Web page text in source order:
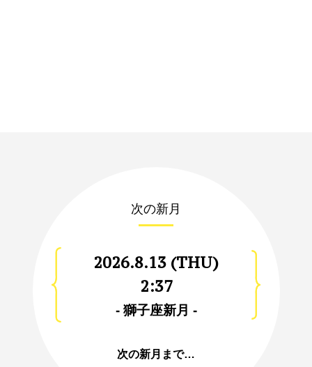
次の新月
2026.8.13 (THU)
2:37
- 獅子座新月 -
次の新月まで…